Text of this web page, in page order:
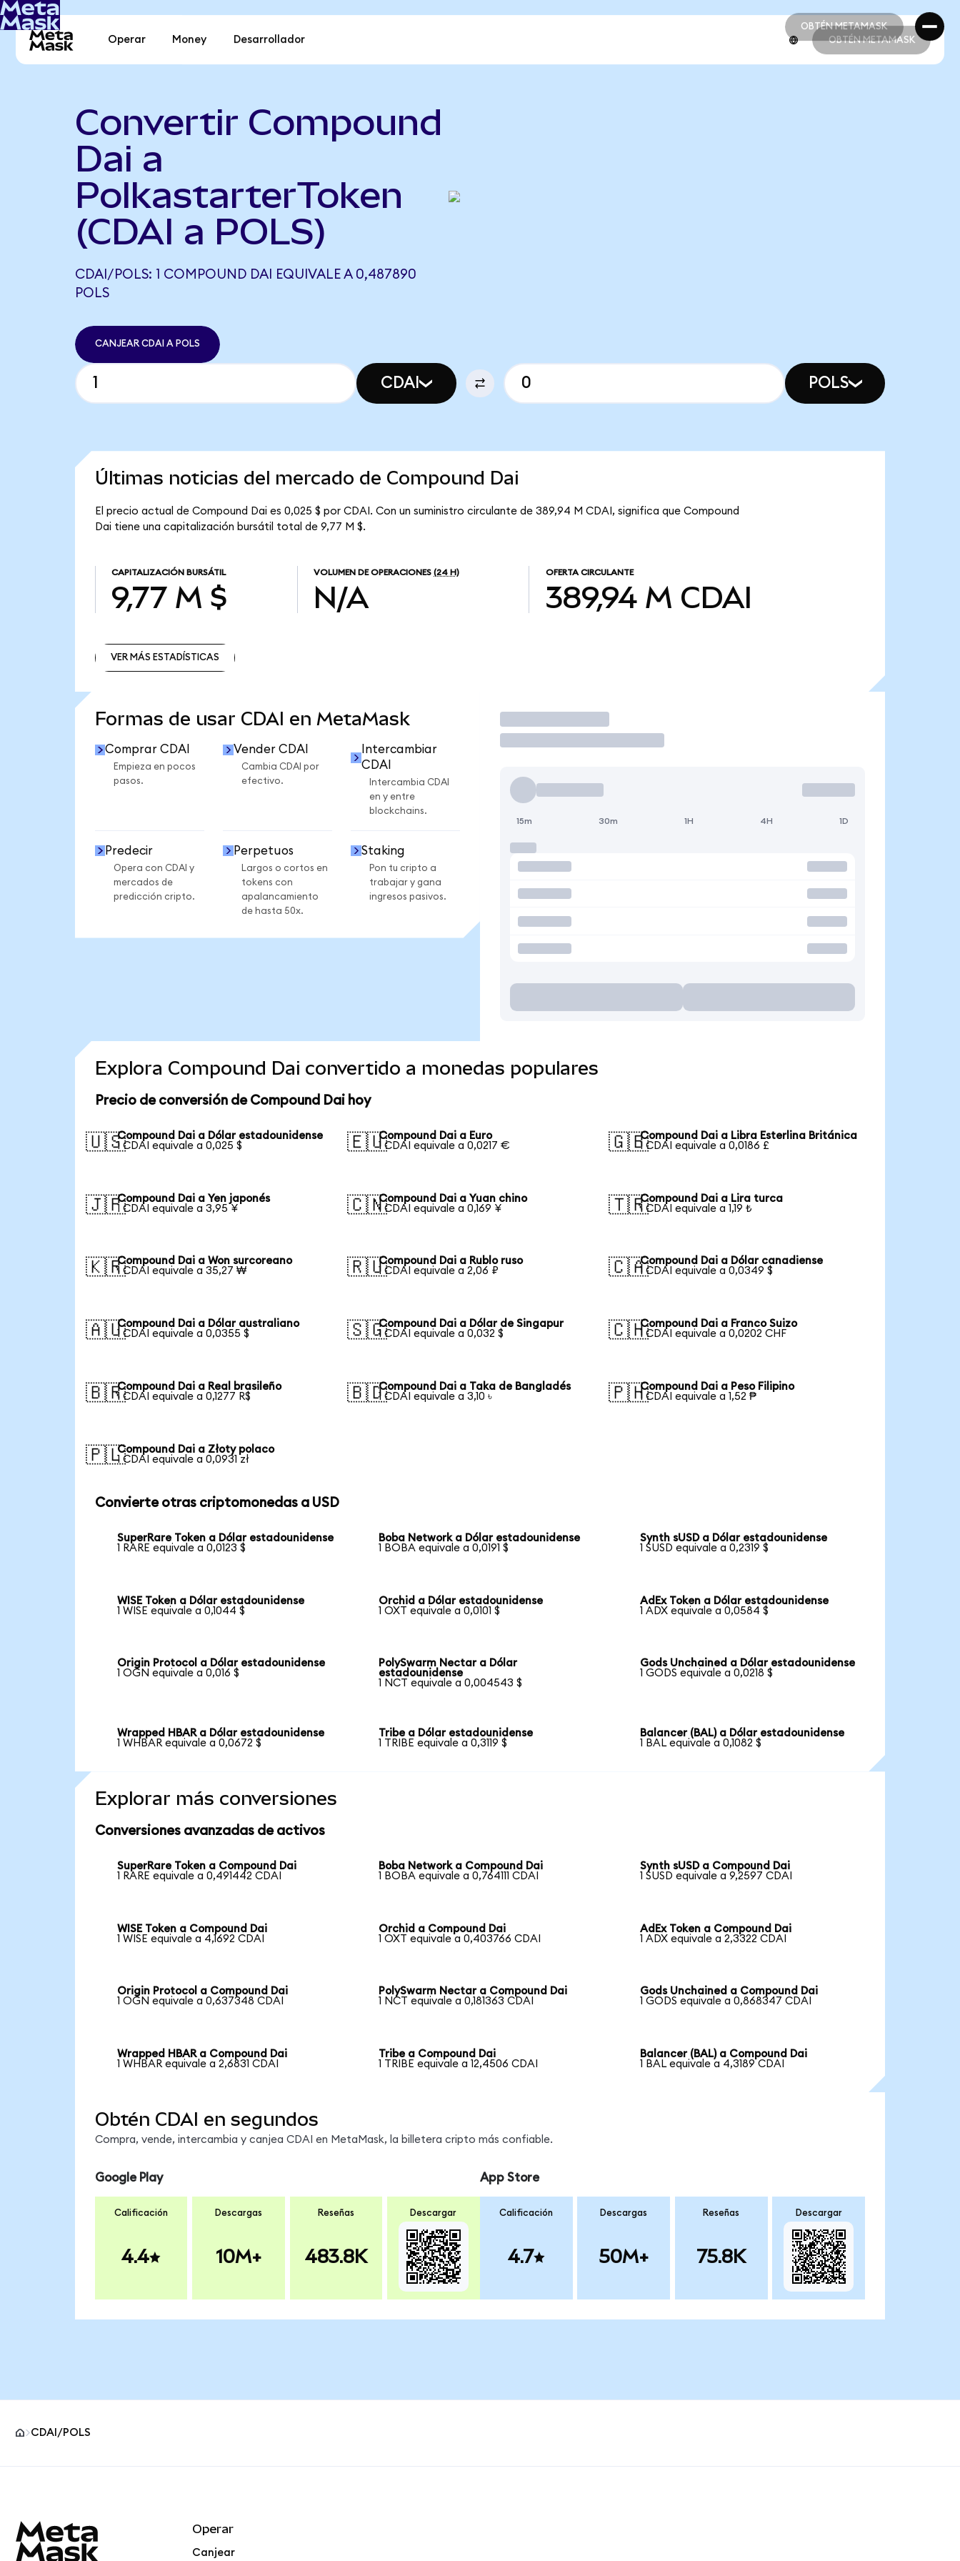
OBTÉN METAMASK
OBTÉN METAMASK
Operar Money Desarrollador OBTÉN METAMASK
Convertir Compound
Dai a
PolkastarterToken
(CDAI a POLS)
CDAI/POLS: 1 COMPOUND DAI EQUIVALE A 0,487890
POLS
CANJEAR CDAI A POLS
CDAI POLS
Últimas noticias del mercado de Compound Dai
El precio actual de Compound Dai es 0,025 $ por CDAI. Con un suministro circulante de 389,94 M CDAI, significa que Compound
Dai tiene una capitalización bursátil total de 9,77 M $.
CAPITALIZACIÓN BURSÁTIL
9,77 M $
VOLUMEN DE OPERACIONES (24 H)
N/A
OFERTA CIRCULANTE
389,94 M CDAI
VER MÁS ESTADÍSTICAS
Formas de usar CDAI en MetaMask
Comprar CDAI
Empieza en pocos
pasos.
Vender CDAI
Cambia CDAI por
efectivo.
Intercambiar
CDAI
Intercambia CDAI
en y entre
blockchains.
Predecir
Opera con CDAI y
mercados de
predicción cripto.
Perpetuos
Largos o cortos en
tokens con
apalancamiento
de hasta 50x.
Staking
Pon tu cripto a
trabajar y gana
ingresos pasivos.
Operar
15m 30m 1H 4H 1D
Explora Compound Dai convertido a monedas populares
Precio de conversión de Compound Dai hoy
🇺🇸Compound Dai a Dólar estadounidense
1 CDAI equivale a 0,025 $
🇪🇺Compound Dai a Euro
1 CDAI equivale a 0,0217 €
🇬🇧Compound Dai a Libra Esterlina Británica
1 CDAI equivale a 0,0186 £
🇯🇵Compound Dai a Yen japonés
1 CDAI equivale a 3,95 ¥
🇨🇳Compound Dai a Yuan chino
1 CDAI equivale a 0,169 ¥
🇹🇷Compound Dai a Lira turca
1 CDAI equivale a 1,19 ₺
🇰🇷Compound Dai a Won surcoreano
1 CDAI equivale a 35,27 ₩
🇷🇺Compound Dai a Rublo ruso
1 CDAI equivale a 2,06 ₽
🇨🇦Compound Dai a Dólar canadiense
1 CDAI equivale a 0,0349 $
🇦🇺Compound Dai a Dólar australiano
1 CDAI equivale a 0,0355 $
🇸🇬Compound Dai a Dólar de Singapur
1 CDAI equivale a 0,032 $
🇨🇭Compound Dai a Franco Suizo
1 CDAI equivale a 0,0202 CHF
🇧🇷Compound Dai a Real brasileño
1 CDAI equivale a 0,1277 R$
🇧🇩Compound Dai a Taka de Bangladés
1 CDAI equivale a 3,10 ৳
🇵🇭Compound Dai a Peso Filipino
1 CDAI equivale a 1,52 ₱
🇵🇱Compound Dai a Złoty polaco
1 CDAI equivale a 0,0931 zł
Convierte otras criptomonedas a USD
SuperRare Token a Dólar estadounidense
1 RARE equivale a 0,0123 $
Boba Network a Dólar estadounidense
1 BOBA equivale a 0,0191 $
Synth sUSD a Dólar estadounidense
1 SUSD equivale a 0,2319 $
WISE Token a Dólar estadounidense
1 WISE equivale a 0,1044 $
Orchid a Dólar estadounidense
1 OXT equivale a 0,0101 $
AdEx Token a Dólar estadounidense
1 ADX equivale a 0,0584 $
Origin Protocol a Dólar estadounidense
1 OGN equivale a 0,016 $
PolySwarm Nectar a Dólar
estadounidense
1 NCT equivale a 0,004543 $
Gods Unchained a Dólar estadounidense
1 GODS equivale a 0,0218 $
Wrapped HBAR a Dólar estadounidense
1 WHBAR equivale a 0,0672 $
Tribe a Dólar estadounidense
1 TRIBE equivale a 0,3119 $
Balancer (BAL) a Dólar estadounidense
1 BAL equivale a 0,1082 $
Explorar más conversiones
Conversiones avanzadas de activos
SuperRare Token a Compound Dai
1 RARE equivale a 0,491442 CDAI
Boba Network a Compound Dai
1 BOBA equivale a 0,764111 CDAI
Synth sUSD a Compound Dai
1 SUSD equivale a 9,2597 CDAI
WISE Token a Compound Dai
1 WISE equivale a 4,1692 CDAI
Orchid a Compound Dai
1 OXT equivale a 0,403766 CDAI
AdEx Token a Compound Dai
1 ADX equivale a 2,3322 CDAI
Origin Protocol a Compound Dai
1 OGN equivale a 0,637348 CDAI
PolySwarm Nectar a Compound Dai
1 NCT equivale a 0,181363 CDAI
Gods Unchained a Compound Dai
1 GODS equivale a 0,868347 CDAI
Wrapped HBAR a Compound Dai
1 WHBAR equivale a 2,6831 CDAI
Tribe a Compound Dai
1 TRIBE equivale a 12,4506 CDAI
Balancer (BAL) a Compound Dai
1 BAL equivale a 4,3189 CDAI
Obtén CDAI en segundos
Compra, vende, intercambia y canjea CDAI en MetaMask, la billetera cripto más confiable.
Google Play
Calificación
4.4
Descargas
10M+
Reseñas
483.8K
Descargar
App Store
Calificación
4.7
Descargas
50M+
Reseñas
75.8K
Descargar
CDAI/POLS
Operar
Canjear